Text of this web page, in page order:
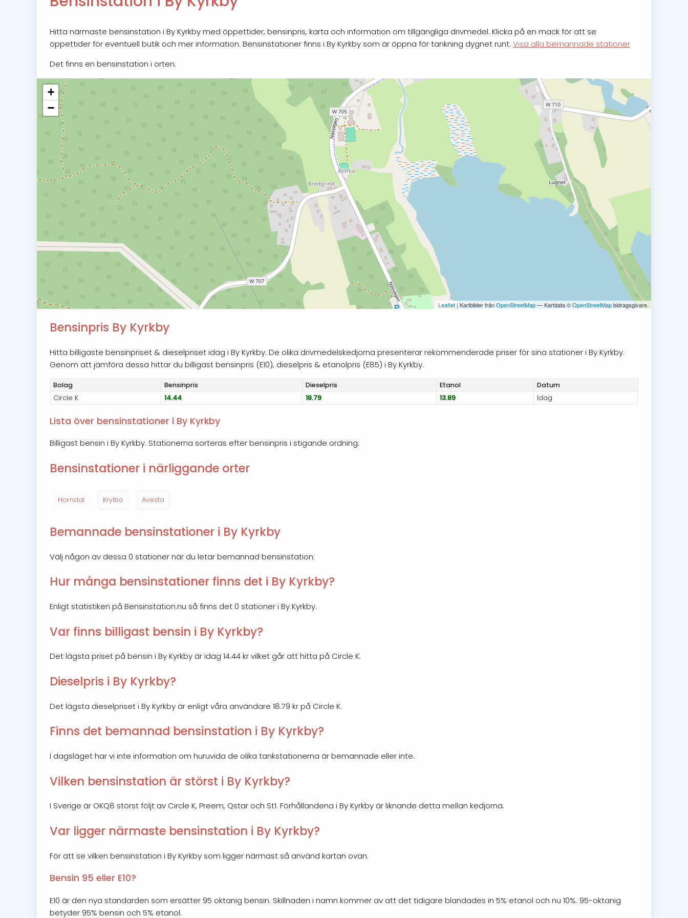
Hitta närmaste bensinstation i By Kyrkby med öppettider, bensinpris, karta och information om tillgängliga drivmedel. Klicka på en mack för att se
öppettider för eventuell butik och mer information. Bensinstationer finns i By Kyrkby som är öppna för tankning dygnet runt. Visa alla bemannade stationer
Det finns en bensinstation i orten.
+
−
Leaflet | Kartbilder frånOpenStreetMap— Kartdata ©OpenStreetMapbidragsgivare.
Bensinpris By Kyrkby
Hitta billigaste bensinpriset & dieselpriset idag i By Kyrkby. De olika drivmedelskedjorna presenterar rekommenderade priser för sina stationer i By Kyrkby.
Genom att jämföra dessa hittar du billigast bensinpris (E10), dieselpris & etanolpris (E85) i By Kyrkby.
Bolag Bensinpris Dieselpris Etanol
Datum
Circle K
14.44 18.79 13.89 Idag
Lista över bensinstationer i By Kyrkby
Billigast bensin i By Kyrkby. Stationerna sorteras efter bensinpris i stigande ordning:
Bensinstationer i närliggande orter
Horndal Krylbo Avesta
Bemannade bensinstationer i By Kyrkby
Välj någon av dessa 0 stationer när du letar bemannad bensinstation:
Hur många bensinstationer finns det i By Kyrkby?
Enligt statistiken på Bensinstation.nu så finns det 0 stationer i By Kyrkby.
Var finns billigast bensin i By Kyrkby?
Det lägsta priset på bensin i By Kyrkby är idag 14.44 kr vilket går att hitta på Circle K.
Dieselpris i By Kyrkby?
Det lägsta dieselpriset i By Kyrkby är enligt våra användare 18.79 kr på Circle K.
Finns det bemannad bensinstation i By Kyrkby?
I dagsläget har vi inte information om huruvida de olika tankstationerna är bemannade eller inte.
Vilken bensinstation är störst i By Kyrkby?
I Sverige är OKQ8 störst följt av Circle K, Preem, Qstar och St1. Förhållandena i By Kyrkby är liknande detta mellan kedjorna.
Var ligger närmaste bensinstation i By Kyrkby?
För att se vilken bensinstation i By Kyrkby som ligger närmast så använd kartan ovan.
Bensin 95 eller E10?
E10 är den nya standarden som ersätter 95 oktanig bensin. Skillnaden i namn kommer av att det tidigare blandades in 5% etanol och nu 10%. 95-oktanig
betyder 95% bensin och 5% etanol.